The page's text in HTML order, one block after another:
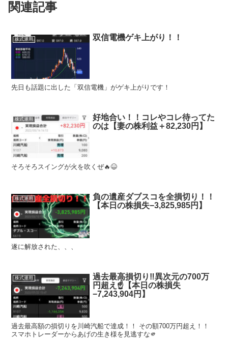
関連記事
株式運用 双信電機ゲキ上がり！！
先日も話題に出した「双信電機」がゲキ上がりです！
株式運用
好地合い！！コレやコレ待ってた
のは【妻の株利益＋82,230円】
そろそろスイングが火を吹くぜ🔥😆
株式運用
負の遺産ダブスコを全損切り！！
【本日の株損失−3,825,985円】
遂に解放された、、、
株式運用
過去最高損切り‼︎異次元の700万
円超え☝️【本日の株損失
−7,243,904円】
過去最高額の損切りを川崎汽船で達成！！ その額700万円超え！！
スマホトレーダーからあげの生き様を見逃すな🫵